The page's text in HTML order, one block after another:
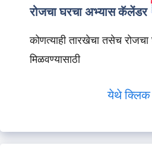
रोजचा घरचा अभ्यास कॅलेंडर
कोणत्याही तारखेचा तसेच
मिळवण्यासाठी
येथे क्लिक